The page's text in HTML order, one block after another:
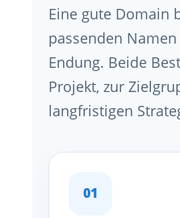
Eine gute Domain
passenden
Endung. Beide
Projekt, zur
langfristigen
01